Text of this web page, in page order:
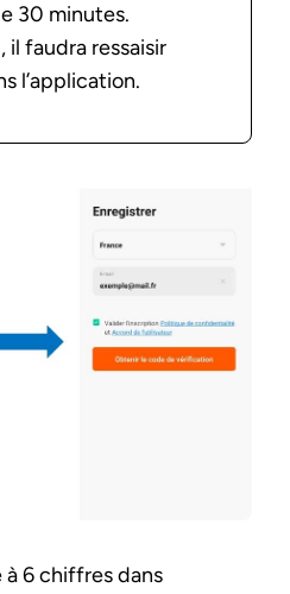
30 minutes.
il faudra ressaisir
l’application.
à 6 chiffres dans